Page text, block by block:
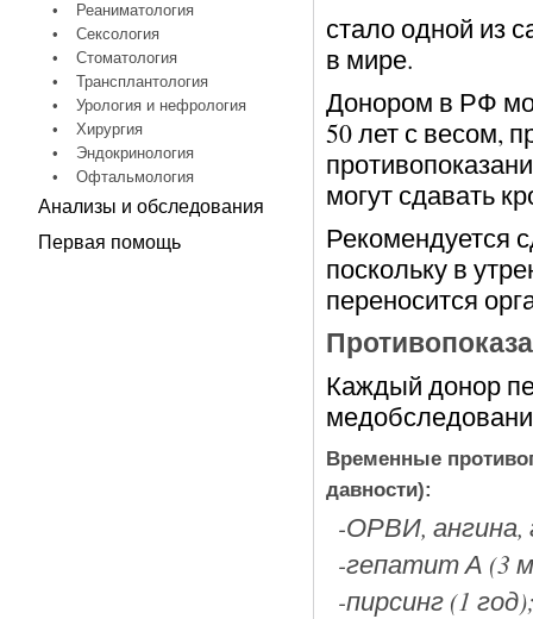
•
Реаниматология
•
Сексология
•
Стоматология
•
Трансплантология
•
Урология и нефрология
•
Хирургия
•
Эндокринология
•
Офтальмология
Анализы и обследования
Первая помощь
стало одной из
в мире.
Донором в РФ
50 лет с весом,
могут сдавать
Рекомендуется
поскольку в
переносится
Каждый донор
Временные
давности):
-ОРВИ, ангина,
-гепатит А (3
-пирсинг (1